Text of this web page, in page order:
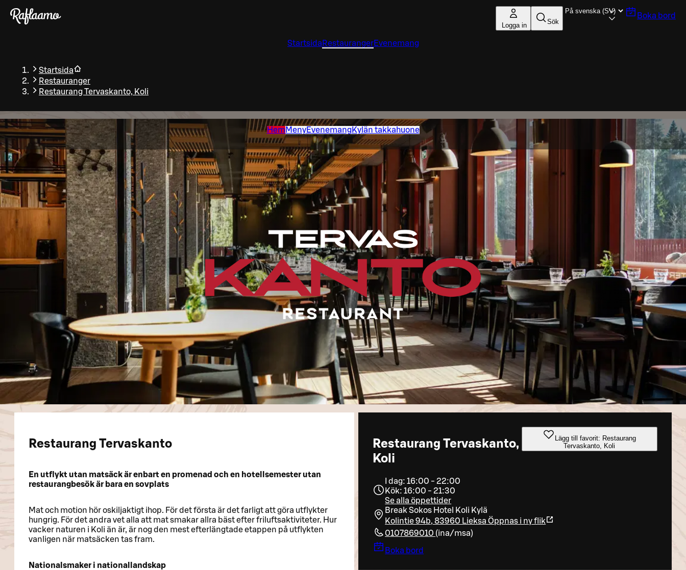
Gå till huvudinnehållet
Logga in Sök
Boka bord
Startsida RestaurangerEvenemang
Startsida
Restauranger
Restaurang Tervaskanto, Koli
Hem MenyEvenemangKylän takkahuone
Restaurang Tervaskanto,
Koli
Lägg till favorit: Restaurang
Tervaskanto, Koli
I dag: 16:00 - 22:00
Kök: 16:00 - 21:30
Se alla öppettider
Break Sokos Hotel Koli Kylä
Kolintie 94b, 83960 Lieksa Öppnas i ny flik
0107869010 (ina/msa)
Boka bord
Restaurang Tervaskanto
En utflykt utan matsäck är enbart en promenad och en hotellsemester utan
restaurangbesök är bara en sovplats
Mat och motion hör oskiljaktigt ihop. För det första är det farligt att göra utflykter
hungrig. För det andra vet alla att mat smakar allra bäst efter friluftsaktiviteter. Hur
vacker naturen i Koli än är, är nog den mest efterlängtade etappen på utflykten
vanligen när matsäcken tas fram.
Nationalsmaker i nationallandskap